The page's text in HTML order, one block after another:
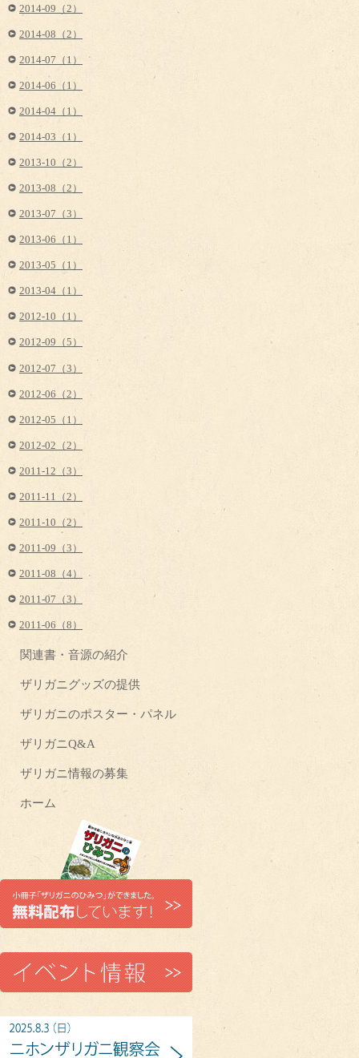
2014-09（2）
2014-08（2）
2014-07（1）
2014-06（1）
2014-04（1）
2014-03（1）
2013-10（2）
2013-08（2）
2013-07（3）
2013-06（1）
2013-05（1）
2013-04（1）
2012-10（1）
2012-09（5）
2012-07（3）
2012-06（2）
2012-05（1）
2012-02（2）
2011-12（3）
2011-11（2）
2011-10（2）
2011-09（3）
2011-08（4）
2011-07（3）
2011-06（8）
関連書・音源の紹介
ザリガニグッズの提供
ザリガニのポスター・パネル
ザリガニQ&A
ザリガニ情報の募集
ホーム